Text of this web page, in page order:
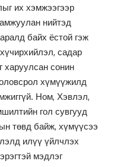
их хэмжээгээр
нийтэд
байх ёстой гэж
садар
харуулсан сонин
хүмүүжилд
Ном, Хэвлэл,
гол сувгууд
төвд байж, хүмүүсээ
илүү үйлчлэх
мэдлэг